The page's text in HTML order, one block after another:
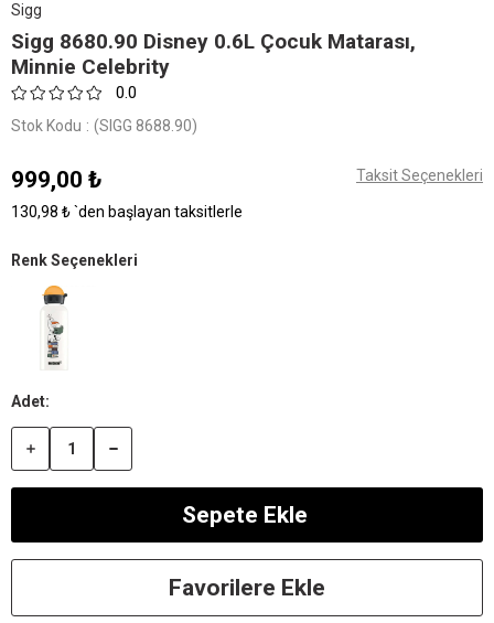
Sigg
Sigg 8680.90 Disney 0.6L Çocuk Matarası,
Minnie Celebrity
0.0
Stok Kodu (SIGG 8688.90)
999,00 ₺ Taksit Seçenekleri
130,98 ₺`den başlayan taksitlerle
Renk Seçenekleri
Favorilere Ekle